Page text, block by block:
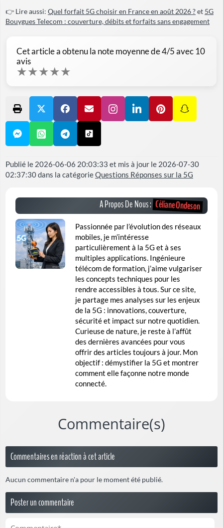
👉 Lire aussi: Quel forfait 5G choisir en France en août 2026 ?et 5G
Bouygues Telecom : couverture, débits et forfaits sans engagement
Cet article a obtenu la note moyenne de4/5 avec 10
avis
★★★★★
Publié le 2026-06-06 20:03:33 et mis à jour le 2026-07-30
02:37:30dans la catégorieQuestions Réponses sur la 5G
A Propos De Nous :Céliane Ondeson
Passionnée par l’évolution des réseaux
mobiles, je m’intéresse
particulièrement à la 5G et à ses
multiples applications. Ingénieure
télécom de formation, j’aime vulgariser
les concepts techniques pour les
rendre accessibles à tous. Sur ce site,
je partage mes analyses sur les enjeux
de la 5G : innovations, couverture,
sécurité et impact sur notre quotidien.
Curieuse de nature, je reste à l’affût
des dernières avancées pour vous
offrir des articles toujours à jour. Mon
objectif : démystifier la 5G et montrer
comment elle façonne notre monde
connecté.
Commentaire(s)
Commentaires en réaction à cet article
Aucun commentaire n'a pour le moment été publié.
Poster un commentaire